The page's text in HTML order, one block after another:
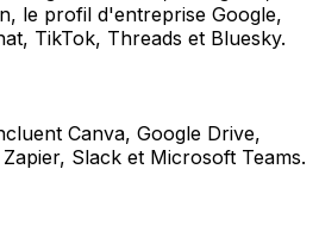
le profil d'entreprise Google,
TikTok, Threads et Bluesky.
Canva, Google Drive,
Slack et Microsoft Teams.